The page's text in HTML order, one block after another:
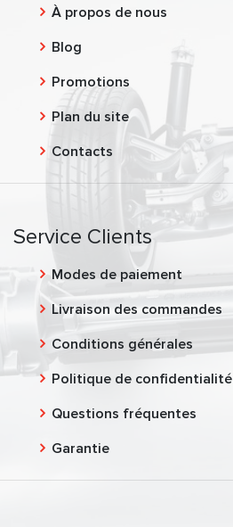
À propos de nous
Blog
Promotions
Plan du site
Contacts
Service Clients
Modes de paiement
Livraison des commandes
Conditions générales
Politique de confidentialité
Questions fréquentes
Garantie